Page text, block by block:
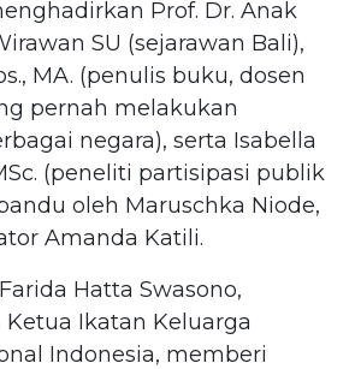
Prof. Dr. Anak
SU (sejarawan Bali),
MA. (penulis buku, dosen
pernah melakukan
negara), serta Isabella
(peneliti partisipasi publik
oleh Maruschka Niode,
Amanda Katili.
Hatta Swasono,
Ikatan Keluarga
Indonesia, memberi